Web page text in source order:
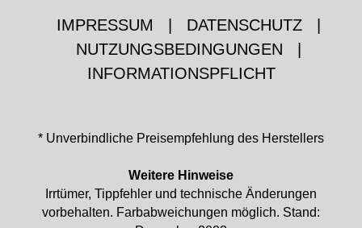
IMPRESSUM DATENSCHUTZ
NUTZUNGSBEDINGUNGEN
INFORMATIONSPFLICHT
* Unverbindliche Preisempfehlung des Herstellers
Weitere Hinweise
Irrtümer, Tippfehler und technische Änderungen
vorbehalten. Farbabweichungen möglich. Stand: